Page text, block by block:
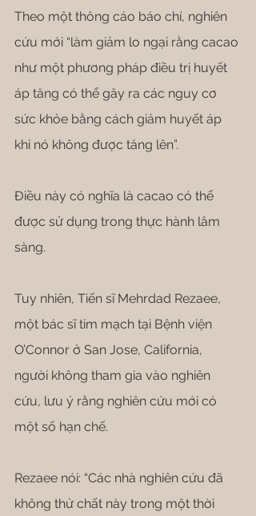
Theo một thông cáo báo chí, nghiên
cứu mới “làm giảm lo ngại rằng cacao
như một phương pháp điều trị huyết
áp tăng có thể gây ra các nguy cơ
sức khỏe bằng cách giảm huyết áp
khi nó không được tăng lên”.
Điều này có nghĩa là cacao có thể
được sử dụng trong thực hành lâm
sàng.
Tuy nhiên, Tiến sĩ Mehrdad Rezaee,
một bác sĩ tim mạch tại Bệnh viện
O’Connor ở San Jose, California,
người không tham gia vào nghiên
cứu, lưu ý rằng nghiên cứu mới có
một số hạn chế.
Rezaee nói: “Các nhà nghiên cứu đã
không thử chất này trong một thời